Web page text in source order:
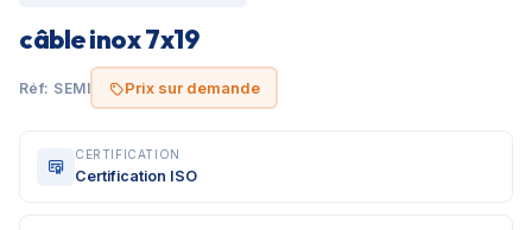
câble inox 7x19
Réf: SEMI Prix sur demande
CERTIFICATION
Certification ISO